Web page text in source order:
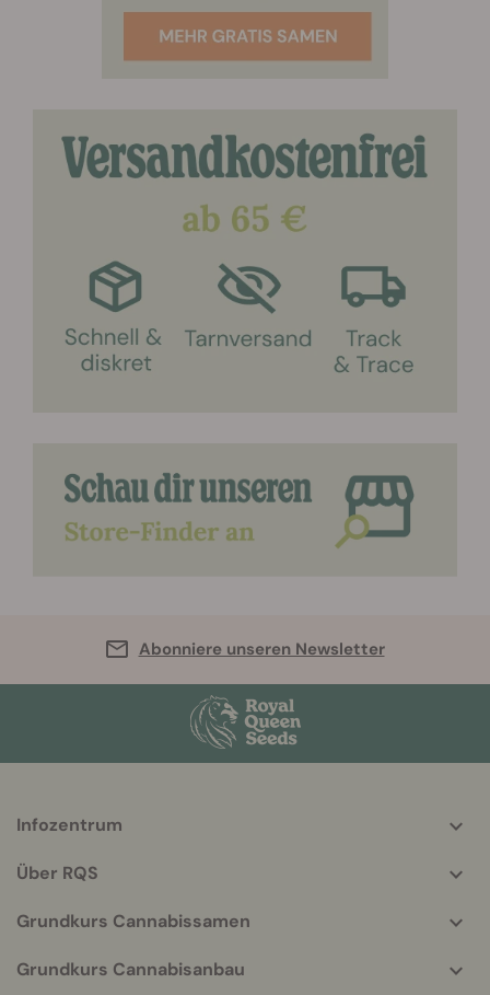
Abonniere unseren Newsletter
More
info
Infozentrum
Über RQS
Grundkurs Cannabissamen
Grundkurs Cannabisanbau